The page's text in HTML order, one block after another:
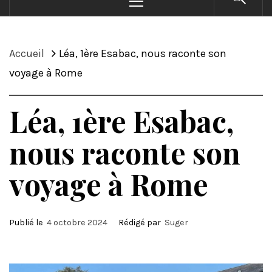
principal
Accueil
Léa, 1ère Esabac, nous raconte son
voyage à Rome
Léa, 1ère Esabac,
nous raconte son
voyage à Rome
Publié le 4 octobre 2024 Rédigé par Suger